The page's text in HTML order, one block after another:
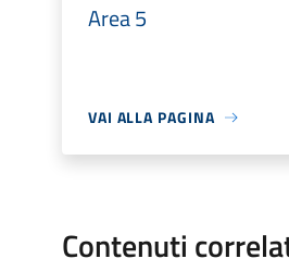
Area 5
VAI ALLA PAGINA
Contenuti